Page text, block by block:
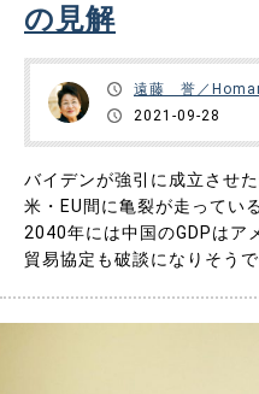
の見解
遠藤 誉／
2021-09-28
バイデンが強引に成立させ
米・EU間に亀裂が走ってい
2040年には中国のGDPはア
貿易協定も破談になりそう